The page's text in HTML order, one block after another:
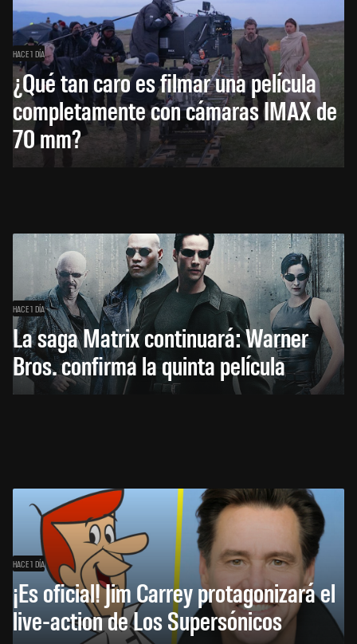
HACE 1 DÍA
¿Qué tan caro es filmar una película
completamente con cámaras IMAX de
70 mm?
HACE 1 DÍA
La saga Matrix continuará: Warner
Bros. confirma la quinta película
HACE 1 DÍA
¡Es oficial! Jim Carrey protagonizará el
live-action de Los Supersónicos